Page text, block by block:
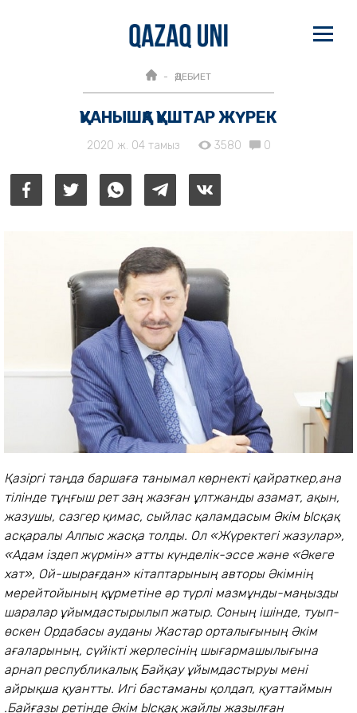
ӘДЕБИЕТ
ҚУАНЫШҚА ҚҰШТАР ЖҮРЕК
2020 ж. 04 тамыз 3580 0
Қазіргі таңда баршаға танымал көрнекті қайраткер,ана
тілінде тұңғыш рет заң жазған ұлтжанды азамат, ақын,
жазушы, сазгер қимас, сыйлас қаламдасым Әкім Ысқақ
асқаралы Алпыс жасқа толды. Ол «Жүректегі жазулар»,
«Адам іздеп жүрмін» атты күнделік-эссе және «Әкеге
хат», Ой-шырағдан» кітаптарының авторы Әкімнің
мерейтойының құрметіне әр түрлі мазмұнды-маңызды
шаралар ұйымдастырылып жатыр. Соның ішінде, туып-
өскен Ордабасы ауданы Жастар орталығының Әкім
ағаларының, сүйікті жерлесінің шығармашылығына
арнап республикалық Байқау ұйымдастыруы мені
айрықша қуантты. Игі бастаманы қолдап, қуаттаймын
.Байғазы ретінде Әкім Ысқақ жайлы жазылған